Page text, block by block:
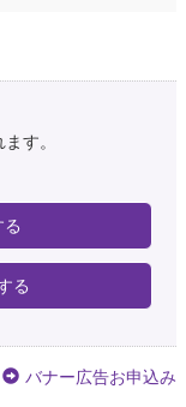
す。
る
る
バナー広告お申込み